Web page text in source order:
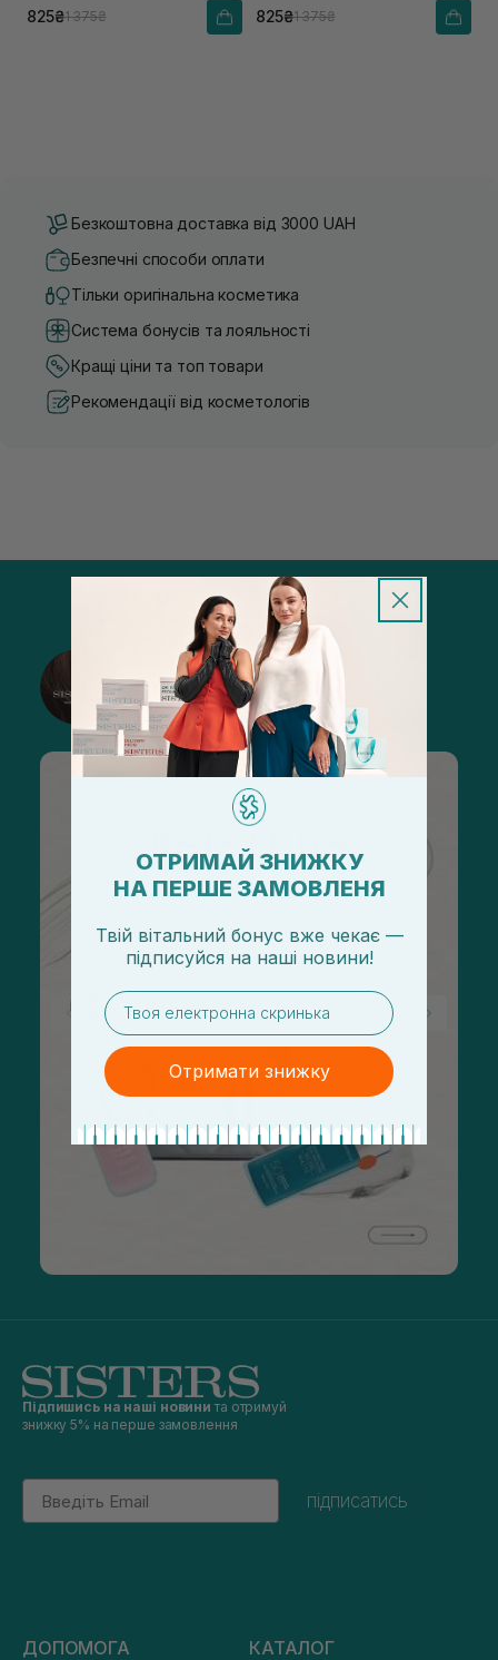
825₴1 375₴ 825₴1 375₴
Безкоштовна доставка від 3000 UAH
Безпечні способи оплати
Тільки оригінальна косметика
Система бонусів та лояльності
Кращі ціни та топ товари
Рекомендації від косметологів
@sisters_stelmakh в Instagram
Підписатися
Підпишись на наші новини та отримуй
знижку 5% на перше замовлення
Email
підписатись
ДОПОМОГА КАТАЛОГ
ОТРИМАЙ ЗНИЖКУ
НА ПЕРШЕ ЗАМОВЛЕНЯ
Твій вітальний бонус вже чекає —
підписуйся на наші новини!
email
Отримати знижку